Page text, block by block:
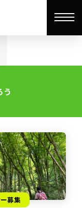
う
募集